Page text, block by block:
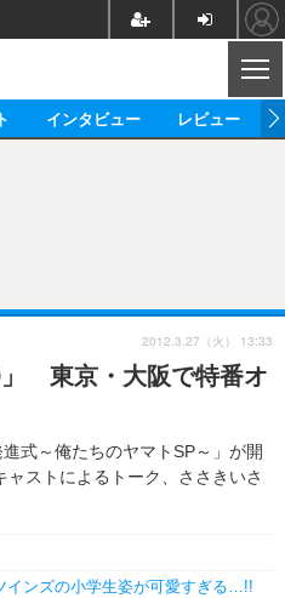
グッズ
ビジネス
アーティスト
実写
座談会
ABEMA Cafe
インタビュー レビュー
」 東京・大阪で特番オ
式～俺たちのヤマトSP～」が開
ストによるトーク、ささきいさ
インズの小学生姿が可愛すぎる…!!
2012.3.27（火） 13:33